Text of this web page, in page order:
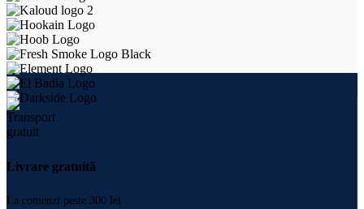
Livrare gratuită
La comenzi peste 300 lei